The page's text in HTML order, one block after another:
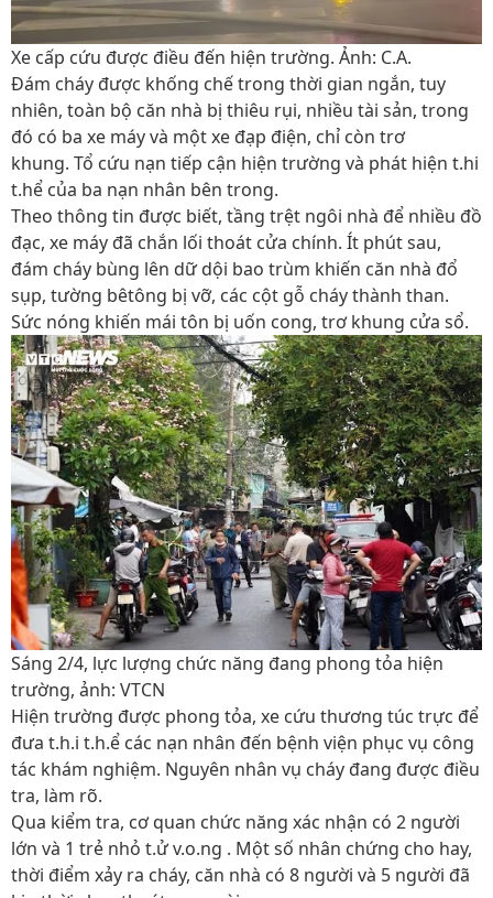
Xe cấp cứu được điều đến hiện trường. Ảnh: C.A.
Đám cháy được khống chế trong thời gian ngắn, tuy
nhiên, toàn bộ căn nhà bị thiêu rụi, nhiều tài sản, trong
đó có ba xe máy và một xe đạp điện, chỉ còn trơ
khung. Tổ cứu nạn tiếp cận hiện trường và phát hiện t.hi
t.hể của ba nạn nhân bên trong.
Theo thông tin được biết, tầng trệt ngôi nhà để nhiều đồ
đạc, xe máy đã chắn lối thoát cửa chính. Ít phút sau,
đám cháy bùng lên dữ dội bao trùm khiến căn nhà đổ
sụp, tường bêtông bị vỡ, các cột gỗ cháy thành than.
Sức nóng khiến mái tôn bị uốn cong, trơ khung cửa sổ.
Sáng 2/4, lực lượng chức năng đang phong tỏa hiện
trường, ảnh: VTCN
Hiện trường được phong tỏa, xe cứu thương túc trực để
đưa t.h.i t.h.ể các nạn nhân đến bệnh viện phục vụ công
tác khám nghiệm. Nguyên nhân vụ cháy đang được điều
tra, làm rõ.
Qua kiểm tra, cơ quan chức năng xác nhận có 2 người
lớn và 1 trẻ nhỏ t.ử v.o.ng . Một số nhân chứng cho hay,
thời điểm xảy ra cháy, căn nhà có 8 người và 5 người đã